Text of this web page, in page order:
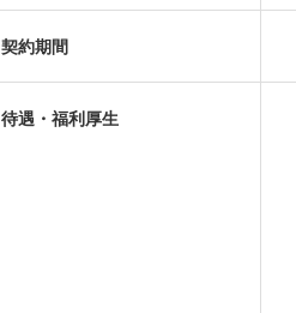
契約期間
待遇・福利厚生